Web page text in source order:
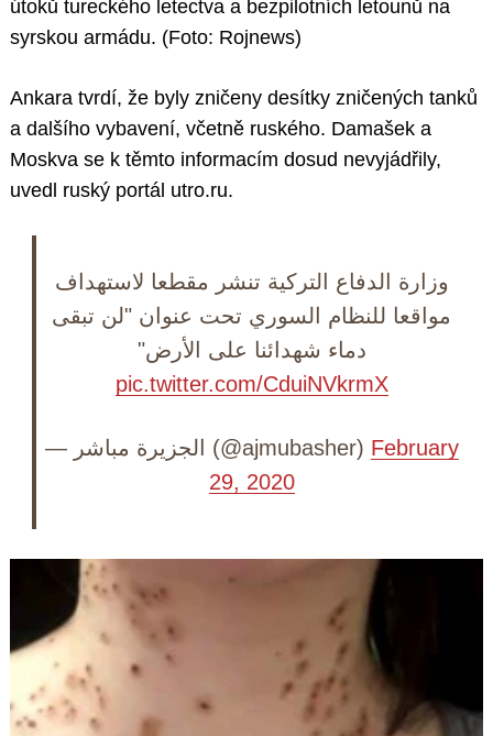
útoků tureckého letectva a bezpilotních letounů na
syrskou armádu. (Foto: Rojnews)
Ankara tvrdí, že byly zničeny desítky zničených tanků
a dalšího vybavení, včetně ruského. Damašek a
Moskva se k těmto informacím dosud nevyjádřily,
uvedl ruský portál utro.ru.
وزارة الدفاع التركية تنشر مقطعا لاستهداف
مواقعا للنظام السوري تحت عنوان "لن تبقى
دماء شهدائنا على الأرض"
pic.twitter.com/CduiNVkrmX
— الجزيرة مباشر (@ajmubasher) February
29, 2020